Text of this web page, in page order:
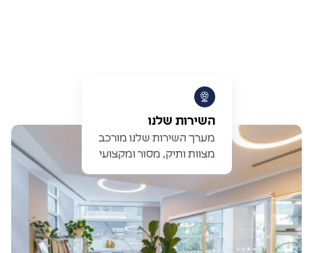
השירות שלנו
מערך השירות שלנו מורכב
מצוות ותיק, מסור ומקצועי